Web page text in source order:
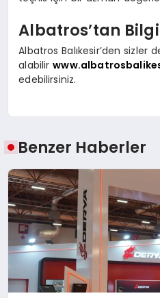
Albatros’tan Bilgi
Albatros Balıkesir’den sizler
alabilir
edebilirsiniz.
Benzer Haberler